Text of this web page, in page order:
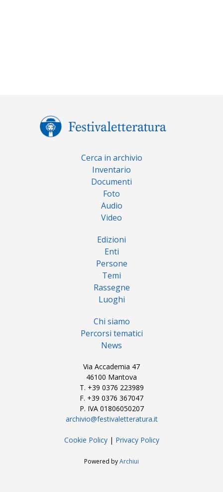
Cerca in archivio
Inventario
Documenti
Foto
Audio
Video
Edizioni
Enti
Persone
Temi
Rassegne
Luoghi
Chi siamo
Percorsi tematici
News
Via Accademia 47
46100 Mantova
T. +39 0376 223989
F. +39 0376 367047
P. IVA 01806050207
archivio@festivaletteratura.it
Cookie Policy| Privacy Policy
Powered byArchiui